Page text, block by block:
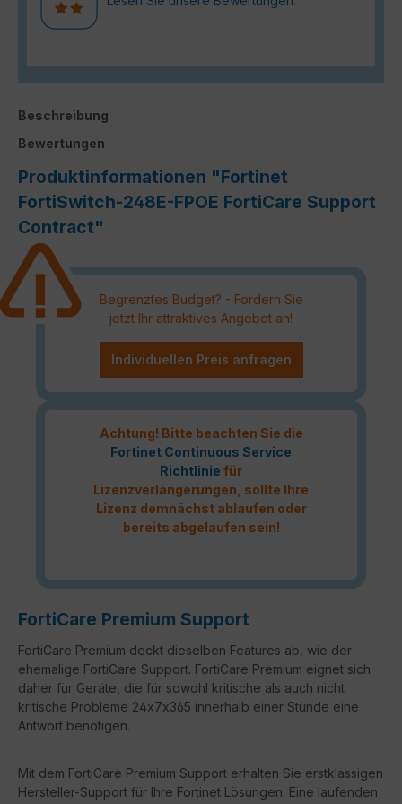
Beschreibung
Bewertungen
Produktinformationen "Fortinet
FortiSwitch-248E-FPOE FortiCare Support
Contract"
Begrenztes Budget? - Fordern Sie
jetzt Ihr attraktives Angebot an!
Individuellen Preis anfragen
Achtung! Bitte beachten Sie die
Fortinet Continuous Service
Richtlinie für
Lizenzverlängerungen, sollte Ihre
Lizenz demnächst ablaufen oder
bereits abgelaufen sein!
FortiCare Premium Support
FortiCare Premium deckt dieselben Features ab, wie der
ehemalige FortiCare Support. FortiCare Premium eignet sich
daher für Geräte, die für sowohl kritische als auch nicht
kritische Probleme 24x7x365 innerhalb einer Stunde eine
Antwort benötigen.
Mit dem FortiCare Premium Support erhalten Sie erstklassigen
Hersteller-Support für Ihre Fortinet Lösungen. Eine laufenden